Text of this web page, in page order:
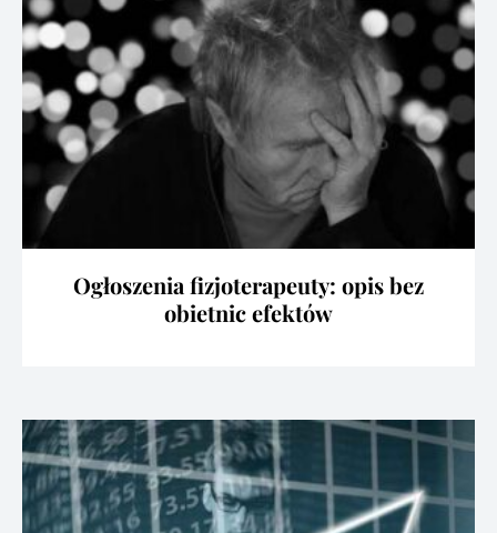
Ogłoszenia fizjoterapeuty: opis bez
obietnic efektów